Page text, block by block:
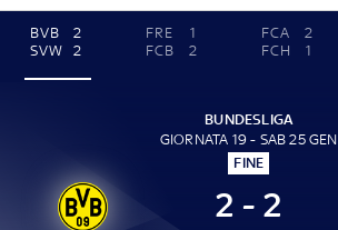
BVB
2
SVW
2
FRE
1
FCB
2
FCA
2
FCH
1
BUNDESLIGA
GIORNATA 19 - SAB 25 GEN
FINE
2 - 2